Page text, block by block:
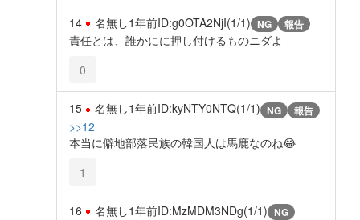
14 名無し1年前ID:g0OTA2NjI(1/1) NG 報告
責任とは、誰かにに押し付けるものニダよ
0
15 名無し1年前ID:kyNTY0NTQ(1/1) NG 報告
>>12
本当に僻地部落民族の韓国人は馬鹿なのね😂
1
16 名無し1年前ID:MzMDM3NDg(1/1) NG